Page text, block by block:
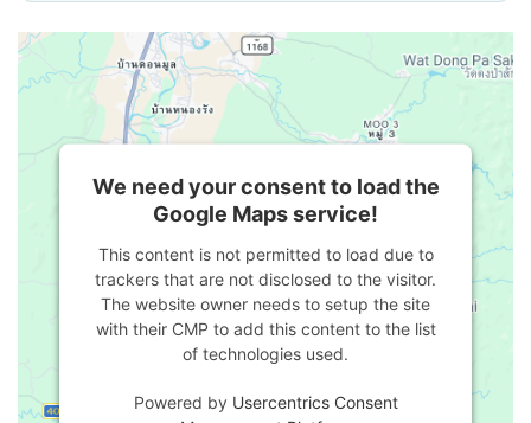
We need your consent to load the
Google Maps service!
This content is not permitted to load due to
trackers that are not disclosed to the visitor.
The website owner needs to setup the site
with their CMP to add this content to the list
of technologies used.
Powered by Usercentrics Consent